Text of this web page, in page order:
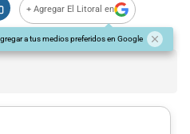
+ Agregar El Litoral en
a tus medios preferidos en Google